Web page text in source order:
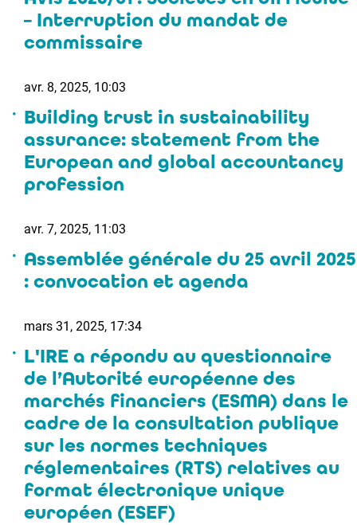
– Interruption du mandat de
commissaire
avr. 8, 2025, 10:03
Building trust in sustainability
assurance: statement from the
European and global accountancy
profession
avr. 7, 2025, 11:03
Assemblée générale du 25 avril 2025
: convocation et agenda
mars 31, 2025, 17:34
L'IRE a répondu au questionnaire
de l’Autorité européenne des
marchés financiers (ESMA) dans le
cadre de la consultation publique
sur les normes techniques
réglementaires (RTS) relatives au
format électronique unique
européen (ESEF)